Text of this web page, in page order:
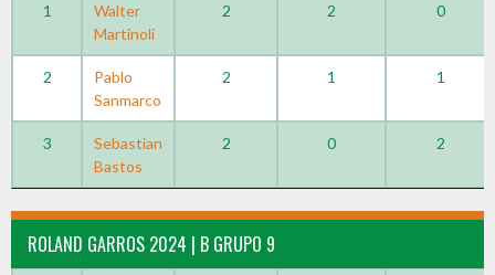
1
Walter
Martinoli
2 2 0
2
Pablo
Sanmarco
2 1 1
3
Sebastian
Bastos
2 0 2
ROLAND GARROS 2024 | B GRUPO 9